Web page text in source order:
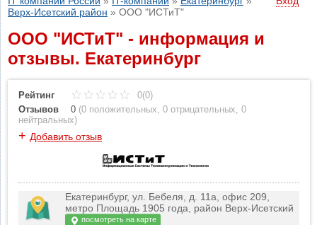
Верх-Исетский район » ООО "ИСТиТ"
ООО "ИСТиТ" - информация и
отзывы. Екатеринбург
Рейтинг
0(0)
Отзывов
0 (0 положительных, 0 отрицательных, 0
нейтральных)
+ Добавить отзыв
Екатеринбург, ул. Бебеля, д. 11а, офис 209,
метро Площадь 1905 года, район Верх-Исетский
посмотреть на карте